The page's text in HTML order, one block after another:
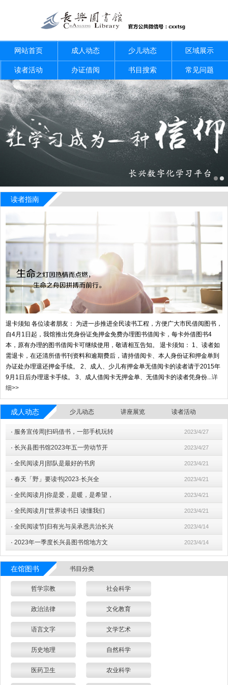
网站首页 成人动态 少儿动态 区域展示
读者活动 办证借阅 书目搜索 常见问题
读者指南
退卡须知 各位读者朋友： 为进一步推进全民读书工程，方便广大市民借阅图书，
自4月1日起，我馆推出凭身份证免押金免费办理图书借阅卡，每卡外借图书4
本，原有办理的图书借阅卡可继续使用，敬请相互告知。 退卡须知： 1、读者如
需退卡，在还清所借书刊资料和逾期费后，请持借阅卡、本人身份证和押金单到
办证处办理退还押金手续。 2、成人、少儿有押金单无借阅卡的读者请于2015年
9月1日后办理退卡手续。 3、成人借阅卡无押金单、无借阅卡的读者凭身份... 详
细>>
成人动态 少儿动态 讲座展览 读者活动
· 服务宣传周|扫码借书，一部手机玩转 2023/4/27
· 长兴县图书馆2023年五一劳动节开 2023/4/27
· 全民阅读月|部队是最好的书房 2023/4/21
· 春天「野」要读书|2023·长兴全 2023/4/21
· 全民阅读月|你是爱，是暖，是希望， 2023/4/21
· 全民阅读月|“世界读书日 读懂我们 2023/4/21
· 全民阅读节|归有光与吴承恩共治长兴 2023/4/14
· 2023年一季度长兴县图书馆地方文 2023/4/14
在馆图书 书目分类
哲学宗教 社会科学
政治法律 文化教育
语言文字 文学艺术
历史地理 自然科学
医药卫生 农业科学